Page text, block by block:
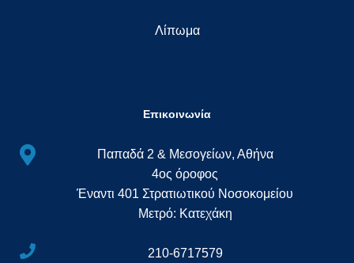
Λίπωμα
Επικοινωνία
Παπαδά 2 & Μεσογείων, Αθήνα
4ος όροφος
Έναντι 401 Στρατιωτικού Νοσοκομείου
Μετρό: Κατεχάκη
210-6717579